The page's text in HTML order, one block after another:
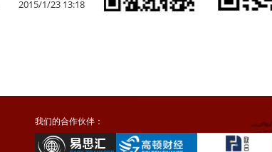
2015/1/23 13:18
我们的合作伙伴：